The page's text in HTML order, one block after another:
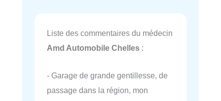
Liste des commentaires du médecin
Amd Automobile Chelles :
- Garage de grande gentillesse, de
passage dans la région, mon